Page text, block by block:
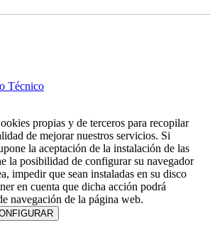
Técnico
propias y de terceros para recopilar
de mejorar nuestros servicios. Si
la aceptación de la instalación de las
la posibilidad de configurar su navegador
impedir que sean instaladas en su disco
en cuenta que dicha acción podrá
navegación de la página web.